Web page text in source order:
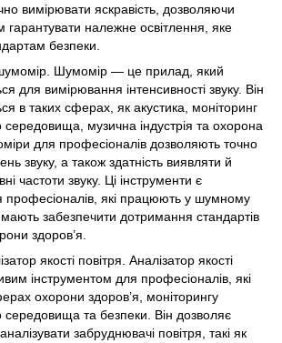
вимірювати яскравість, дозволяючи
гарантувати належне освітлення, яке
безпеки.
Шумомір — це прилад, який
для вимірювання інтенсивності звуку. Він
в таких сферах, як акустика, моніторинг
середовища, музична індустрія та охорона
для професіоналів дозволяють точно
звуку, а також здатність виявляти й
частоти звуку. Ці інструменти є
професіоналів, які працюють у шумному
забезпечити дотримання стандартів
здоров’я.
якості повітря. Аналізатор якості
інструментом для професіоналів, які
охорони здоров’я, моніторингу
середовища та безпеки. Він дозволяє
забруднювачі повітря, такі як